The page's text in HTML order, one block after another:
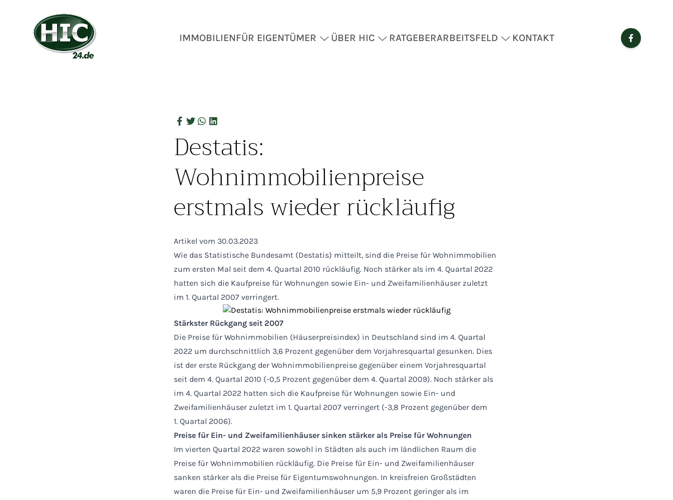
IMMOBILIENFÜR EIGENTÜMER ÜBER HIC RATGEBERARBEITSFELD KONTAKT
Destatis:
Wohnimmobilienpreise
erstmals wieder rückläufig
Artikel vom 30.03.2023
Wie das Statistische Bundesamt (Destatis) mitteilt, sind die Preise für Wohnimmobilien
zum ersten Mal seit dem 4. Quartal 2010 rückläufig. Noch stärker als im 4. Quartal 2022
hatten sich die Kaufpreise für Wohnungen sowie Ein- und Zweifamilienhäuser zuletzt
im 1. Quartal 2007 verringert.
Stärkster Rückgang seit 2007
Die Preise für Wohnimmobilien (Häuserpreisindex) in Deutschland sind im 4. Quartal
2022 um durchschnittlich 3,6 Prozent gegenüber dem Vorjahresquartal gesunken. Dies
ist der erste Rückgang der Wohnimmobilienpreise gegenüber einem Vorjahresquartal
seit dem 4. Quartal 2010 (-0,5 Prozent gegenüber dem 4. Quartal 2009). Noch stärker als
im 4. Quartal 2022 hatten sich die Kaufpreise für Wohnungen sowie Ein- und
Zweifamilienhäuser zuletzt im 1. Quartal 2007 verringert (-3,8 Prozent gegenüber dem
1. Quartal 2006).
Preise für Ein- und Zweifamilienhäuser sinken stärker als Preise für Wohnungen
Im vierten Quartal 2022 waren sowohl in Städten als auch im ländlichen Raum die
Preise für Wohnimmobilien rückläufig. Die Preise für Ein- und Zweifamilienhäuser
sanken stärker als die Preise für Eigentumswohnungen. In kreisfreien Großstädten
waren die Preise für Ein- und Zweifamilienhäuser um 5,9 Prozent geringer als im